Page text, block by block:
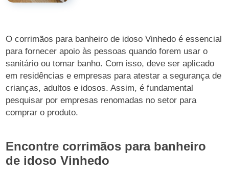
O corrimãos para banheiro de idoso Vinhedo é essencial
para fornecer apoio às pessoas quando forem usar o
sanitário ou tomar banho. Com isso, deve ser aplicado
em residências e empresas para atestar a segurança de
crianças, adultos e idosos. Assim, é fundamental
pesquisar por empresas renomadas no setor para
comprar o produto.
Encontre corrimãos para banheiro
de idoso Vinhedo